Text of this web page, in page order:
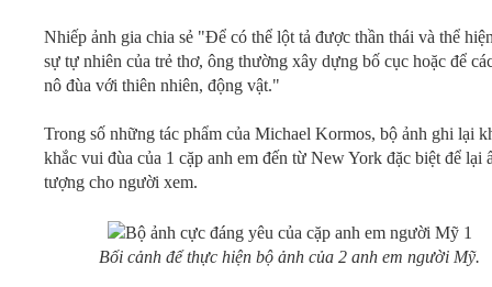
Nhiếp ảnh gia chia sẻ "Để có thể lột tả được thần thái và thể
sự tự nhiên của trẻ thơ, ông thường xây dựng bố cục hoặc để
nô đùa với thiên nhiên, động vật."
Trong số những tác phẩm của Michael Kormos, bộ ảnh ghi lại
khắc vui đùa của 1 cặp anh em đến từ New York đặc biệt để lại
tượng cho người xem.
Bối cảnh để thực hiện bộ ảnh của 2 anh em người Mỹ.